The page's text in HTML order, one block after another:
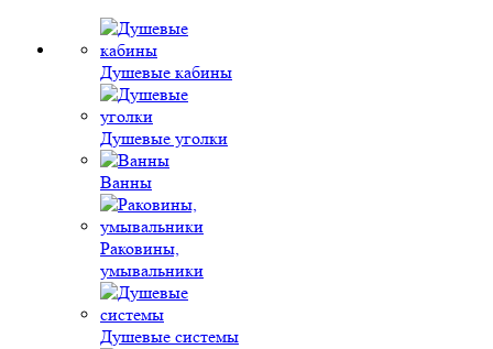
Душевые кабины
Душевые уголки
Ванны
Раковины,
умывальники
Душевые системы